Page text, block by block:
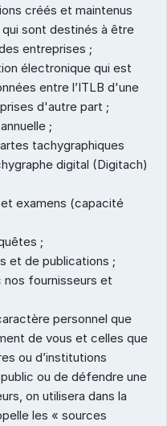
créés et maintenus
qui sont destinés à être
entreprises ;
électronique qui est
entre l’ITLB d'une
d'autre part ;
;
tachygraphiques
digital (Digitach)
examens (capacité
;
et de publications ;
nos fournisseurs et
personnel que
de vous et celles que
ou d’institutions
ou de défendre une
on utilisera dans la
les « sources